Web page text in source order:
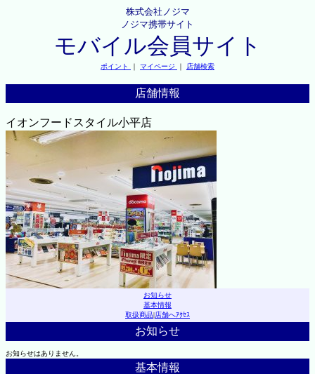
株式会社ノジマ
ノジマ携帯サイト
モバイル会員サイト
ポイント ｜ マイページ ｜ 店舗検索
店舗情報
イオンフードスタイル小平店
お知らせ
基本情報
取扱商品|店舗へｱｸｾｽ
お知らせ
お知らせはありません。
基本情報